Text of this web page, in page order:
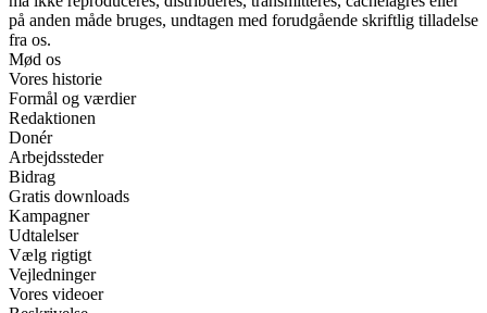
på anden måde bruges, undtagen med forudgående skriftlig tilladelse
fra os.
Mød os
Vores historie
Formål og værdier
Redaktionen
Donér
Arbejdssteder
Bidrag
Gratis downloads
Kampagner
Udtalelser
Vælg rigtigt
Vejledninger
Vores videoer